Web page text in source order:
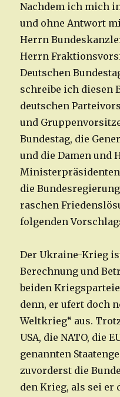
Nachdem ich mich
und ohne Antwort
Herrn
Herrn
Deutschen
schreibe ich diesen
deutschen
und
Bundestag, die
und die Damen und
die
raschen
folgenden
Der Ukraine-Krieg
Berechnung und
beiden
denn, er ufert doch
Weltkrieg“ aus.
USA, die NATO, die
genannten
zuvorderst die
den Krieg, als sei er